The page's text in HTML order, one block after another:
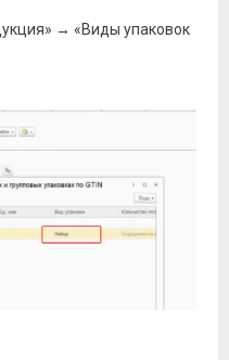
→ «Виды упаковок